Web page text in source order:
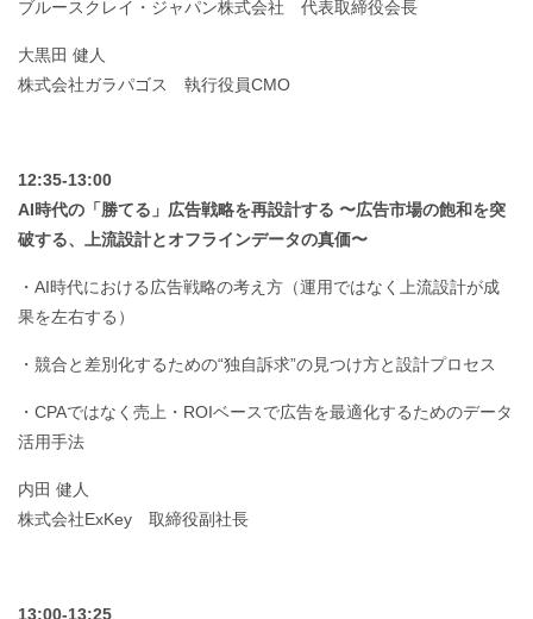
ブルースクレイ・ジャパン株式会社 代表取締役会長
大黒田 健人
株式会社ガラパゴス 執行役員CMO
12:35-13:00
AI時代の「勝てる」広告戦略を再設計する 〜広告市場の飽和を突
破する、上流設計とオフラインデータの真価〜
・AI時代における広告戦略の考え方（運用ではなく上流設計が成
果を左右する）
・競合と差別化するための“独自訴求”の見つけ方と設計プロセス
・CPAではなく売上・ROIベースで広告を最適化するためのデータ
活用手法
内田 健人
株式会社ExKey 取締役副社長
13:00-13:25